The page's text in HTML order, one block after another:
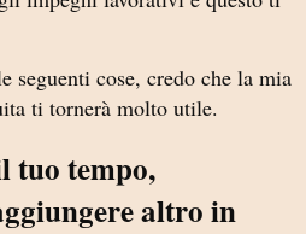
seguenti cose, credo che la mia
ti tornerà molto utile.
tuo tempo,
altro in